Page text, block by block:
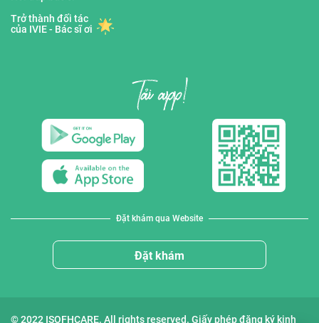
Trở thành đối tác
của IVIE - Bác sĩ ơi
Đặt khám qua Website
Đặt khám
© 2022 ISOFHCARE. All rights reserved. Giấy phép đăng ký kinh